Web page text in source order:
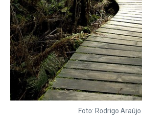
Foto: Rodrigo Araújo